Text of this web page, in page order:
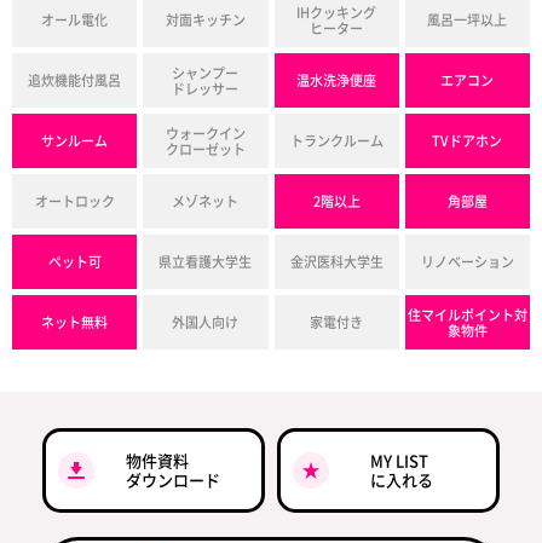
オール電化 対面キッチン
IHクッキング
ヒーター
風呂一坪以上
追炊機能付風呂
シャンプー
ドレッサー
温水洗浄便座 エアコン
サンルーム
ウォークイン
クローゼット
トランクルーム TVドアホン
オートロック メゾネット 2階以上 角部屋
ペット可 県立看護大学生 金沢医科大学生 リノベーション
ネット無料 外国人向け 家電付き
住マイルポイント対
象物件
物件資料
ダウンロード
MY LIST
に入れる